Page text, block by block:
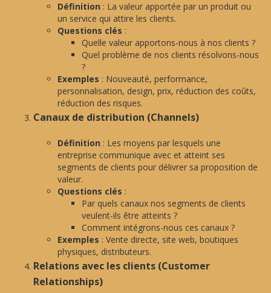
Définition : La valeur apportée par un produit ou
un service qui attire les clients.
Questions clés :
Quelle valeur apportons-nous à nos clients ?
Quel problème de nos clients résolvons-nous
?
Exemples : Nouveauté, performance,
personnalisation, design, prix, réduction des coûts,
réduction des risques.
Canaux de distribution (Channels)
Définition : Les moyens par lesquels une
entreprise communique avec et atteint ses
segments de clients pour délivrer sa proposition de
valeur.
Questions clés :
Par quels canaux nos segments de clients
veulent-ils être atteints ?
Comment intégrons-nous ces canaux ?
Exemples : Vente directe, site web, boutiques
physiques, distributeurs.
Relations avec les clients (Customer
Relationships)